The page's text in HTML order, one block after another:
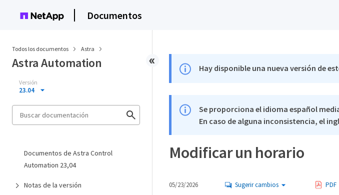
Documentos
Todos los documentos Astra
Astra Automation
Versión
23.04
Documentos de Astra Control
Automation 23,04
Notas de la versión
Hay disponible una nueva versión de
Se proporciona el idioma español
En caso de alguna inconsistencia, el
Modificar un horario
05/23/2026 Sugerir cambios PDF